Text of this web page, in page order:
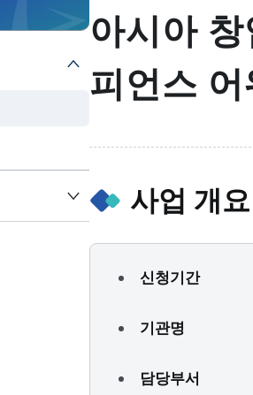
아시아
피언스
사업 개요
신청기간
기관명
담당부서